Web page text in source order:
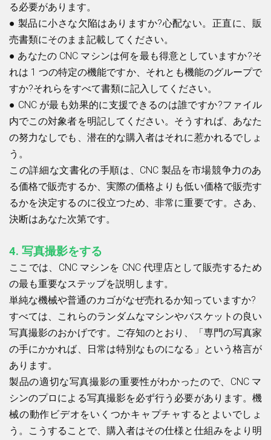
る必要があります。
● 製品に小さな欠陥はありますか?心配ない。正直に、販
売書類にそのまま記載してください。
● あなたの CNC マシンは何を最も得意としていますか?そ
れは 1 つの特定の機能ですか、それとも機能のグループで
すか?それらをすべて書類に記入してください。
● CNC が最も効果的に支援できるのは誰ですか?ファイル
内でこの対象者を明記してください。そうすれば、あなた
の努力なしでも、潜在的な購入者はそれに惹かれるでしょ
う。
この詳細な文書化の手順は、CNC 製品を市場競争力のあ
る価格で販売するか、実際の価格よりも低い価格で販売す
るかを決定するのに役立つため、非常に重要です。さあ、
決断はあなた次第です。
4. 写真撮影をする
ここでは、CNC マシンを CNC 代理店として販売するため
の最も重要なステップを説明します。
単純な機械や普通のカゴがなぜ売れるか知っていますか?
すべては、これらのランダムなマシンやバスケットの良い
写真撮影のおかげです。ご存知のとおり、「専門の写真家
の手にかかれば、日常は特別なものになる」という格言が
あります。
製品の適切な写真撮影の重要性がわかったので、CNC マ
シンのプロによる写真撮影を必ず行う必要があります。機
械の動作ビデオをいくつかキャプチャするとよいでしょ
う。こうすることで、購入者はその仕様と仕組みをより明